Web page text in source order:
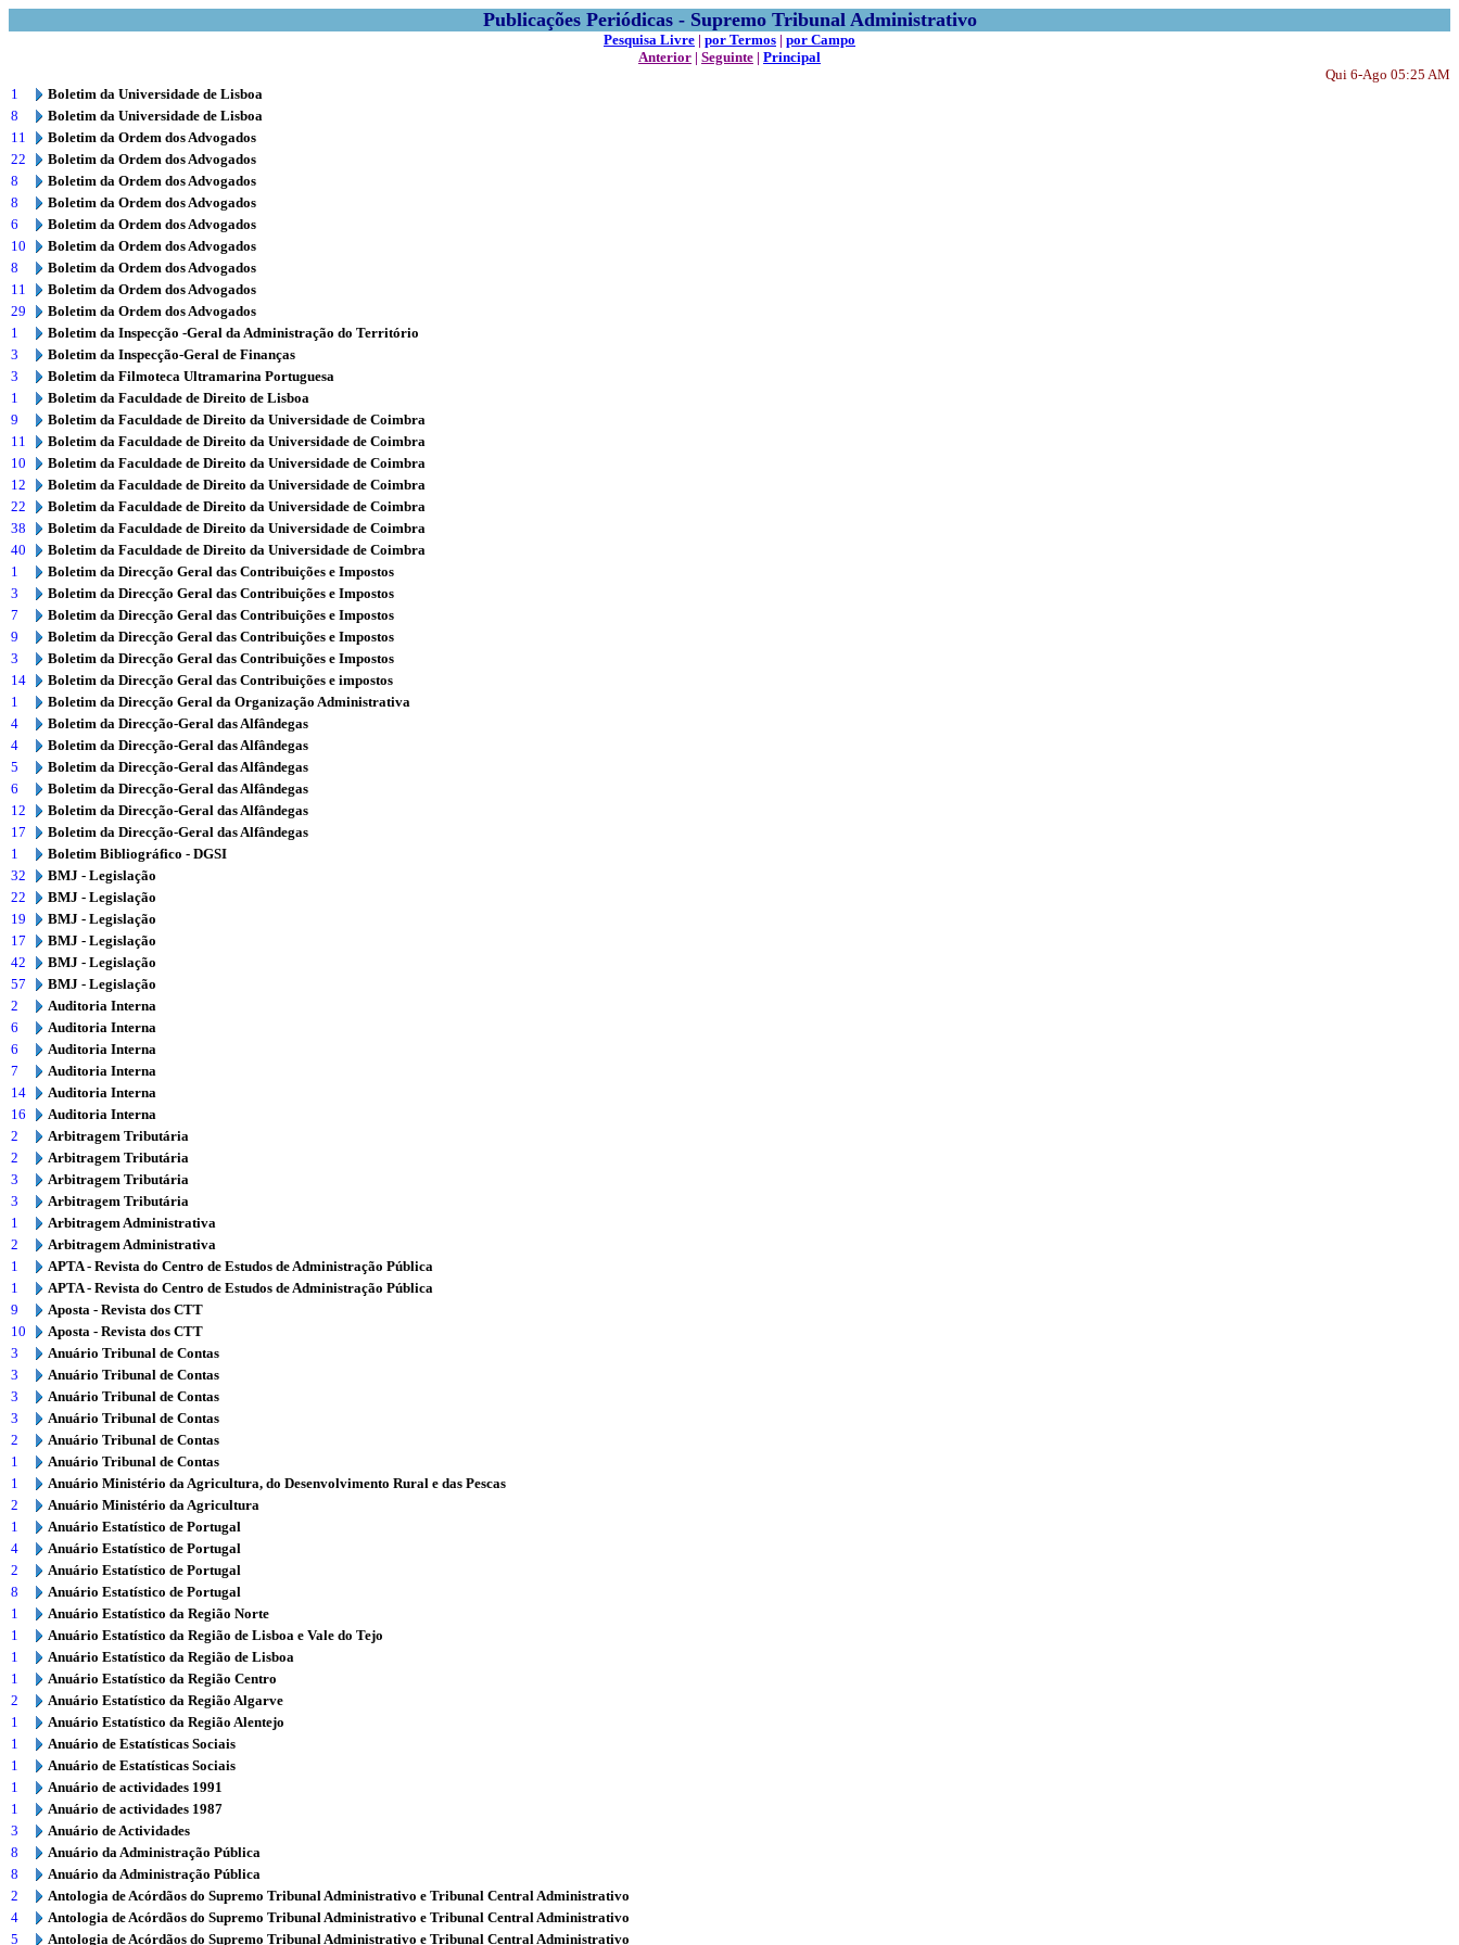
Publicações Periódicas - Supremo Tribunal Administrativo
Pesquisa Livre | por Termos | por Campo
Anterior | Seguinte | Principal
Qui 6-Ago 05:25 AM
1
Boletim da Universidade de Lisboa
8
Boletim da Universidade de Lisboa
11
Boletim da Ordem dos Advogados
22
Boletim da Ordem dos Advogados
8
Boletim da Ordem dos Advogados
8
Boletim da Ordem dos Advogados
6
Boletim da Ordem dos Advogados
10
Boletim da Ordem dos Advogados
8
Boletim da Ordem dos Advogados
11
Boletim da Ordem dos Advogados
29
Boletim da Ordem dos Advogados
1
Boletim da Inspecção -Geral da Administração do Território
3
Boletim da Inspecção-Geral de Finanças
3
Boletim da Filmoteca Ultramarina Portuguesa
1
Boletim da Faculdade de Direito de Lisboa
9
Boletim da Faculdade de Direito da Universidade de Coimbra
11
Boletim da Faculdade de Direito da Universidade de Coimbra
10
Boletim da Faculdade de Direito da Universidade de Coimbra
12
Boletim da Faculdade de Direito da Universidade de Coimbra
22
Boletim da Faculdade de Direito da Universidade de Coimbra
38
Boletim da Faculdade de Direito da Universidade de Coimbra
40
Boletim da Faculdade de Direito da Universidade de Coimbra
1
Boletim da Direcção Geral das Contribuições e Impostos
3
Boletim da Direcção Geral das Contribuições e Impostos
7
Boletim da Direcção Geral das Contribuições e Impostos
9
Boletim da Direcção Geral das Contribuições e Impostos
3
Boletim da Direcção Geral das Contribuições e Impostos
14
Boletim da Direcção Geral das Contribuições e impostos
1
Boletim da Direcção Geral da Organização Administrativa
4
Boletim da Direcção-Geral das Alfândegas
4
Boletim da Direcção-Geral das Alfândegas
5
Boletim da Direcção-Geral das Alfândegas
6
Boletim da Direcção-Geral das Alfândegas
12
Boletim da Direcção-Geral das Alfândegas
17
Boletim da Direcção-Geral das Alfândegas
1
Boletim Bibliográfico - DGSI
32
BMJ - Legislação
22
BMJ - Legislação
19
BMJ - Legislação
17
BMJ - Legislação
42
BMJ - Legislação
57
BMJ - Legislação
2
Auditoria Interna
6
Auditoria Interna
6
Auditoria Interna
7
Auditoria Interna
14
Auditoria Interna
16
Auditoria Interna
2
Arbitragem Tributária
2
Arbitragem Tributária
3
Arbitragem Tributária
3
Arbitragem Tributária
1
Arbitragem Administrativa
2
Arbitragem Administrativa
1
APTA - Revista do Centro de Estudos de Administração Pública
1
APTA - Revista do Centro de Estudos de Administração Pública
9
Aposta - Revista dos CTT
10
Aposta - Revista dos CTT
3
Anuário Tribunal de Contas
3
Anuário Tribunal de Contas
3
Anuário Tribunal de Contas
3
Anuário Tribunal de Contas
2
Anuário Tribunal de Contas
1
Anuário Tribunal de Contas
1
Anuário Ministério da Agricultura, do Desenvolvimento Rural e das Pescas
2
Anuário Ministério da Agricultura
1
Anuário Estatístico de Portugal
4
Anuário Estatístico de Portugal
2
Anuário Estatístico de Portugal
8
Anuário Estatístico de Portugal
1
Anuário Estatístico da Região Norte
1
Anuário Estatístico da Região de Lisboa e Vale do Tejo
1
Anuário Estatístico da Região de Lisboa
1
Anuário Estatístico da Região Centro
2
Anuário Estatístico da Região Algarve
1
Anuário Estatístico da Região Alentejo
1
Anuário de Estatísticas Sociais
1
Anuário de Estatísticas Sociais
1
Anuário de actividades 1991
1
Anuário de actividades 1987
3
Anuário de Actividades
8
Anuário da Administração Pública
8
Anuário da Administração Pública
2
Antologia de Acórdãos do Supremo Tribunal Administrativo e Tribunal Central Administrativo
4
Antologia de Acórdãos do Supremo Tribunal Administrativo e Tribunal Central Administrativo
5
Antologia de Acórdãos do Supremo Tribunal Administrativo e Tribunal Central Administrativo